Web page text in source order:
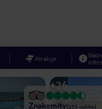
Atrakcje
+26
Znakomity(253 opinie)